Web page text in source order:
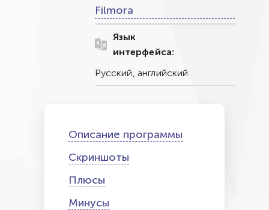
Filmora
Язык
интерфейса:
Русский, английский
Описание программы
Скриншоты
Плюсы
Минусы